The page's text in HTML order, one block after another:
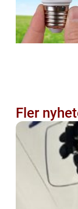
Fler